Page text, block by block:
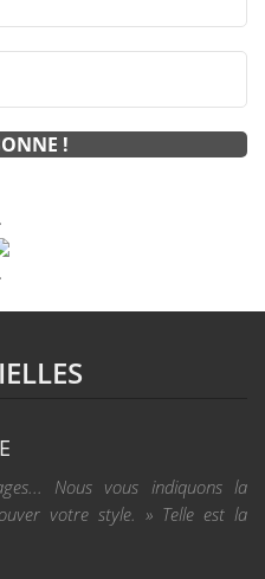
.
.
Nous vous indiquons la
votre style. » Telle est la